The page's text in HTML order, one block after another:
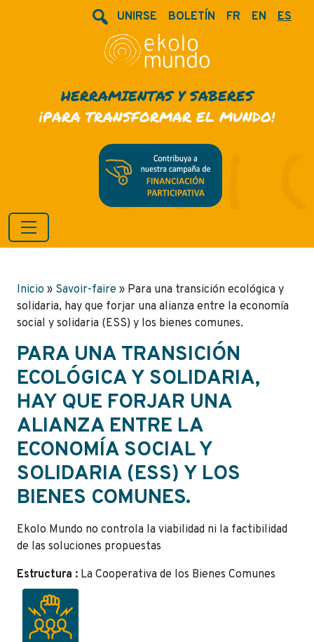
UNIRSE BOLETÍN FR EN ES
HERRAMIENTAS Y SABERES
¡PARA TRANSFORMAR EL MUNDO!
Inicio » Savoir-faire » Para una transición ecológica y
solidaria, hay que forjar una alianza entre la economía
social y solidaria (ESS) y los bienes comunes.
PARA UNA TRANSICIÓN
ECOLÓGICA Y SOLIDARIA,
HAY QUE FORJAR UNA
ALIANZA ENTRE LA
ECONOMÍA SOCIAL Y
SOLIDARIA (ESS) Y LOS
BIENES COMUNES.
Ekolo Mundo no controla la viabilidad ni la factibilidad
de las soluciones propuestas
Estructura : La Cooperativa de los Bienes Comunes